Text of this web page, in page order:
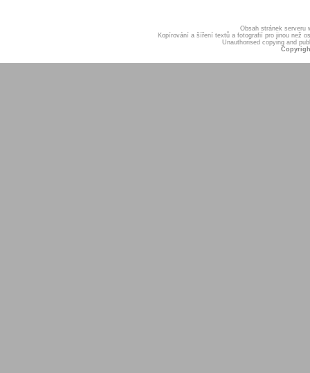
Obsah stránek serveru
Kopírování a šíření textů a fotografií pro jinou než
Unauthorised copying and